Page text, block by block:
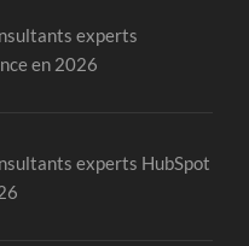
experts
en 2026
experts HubSpot